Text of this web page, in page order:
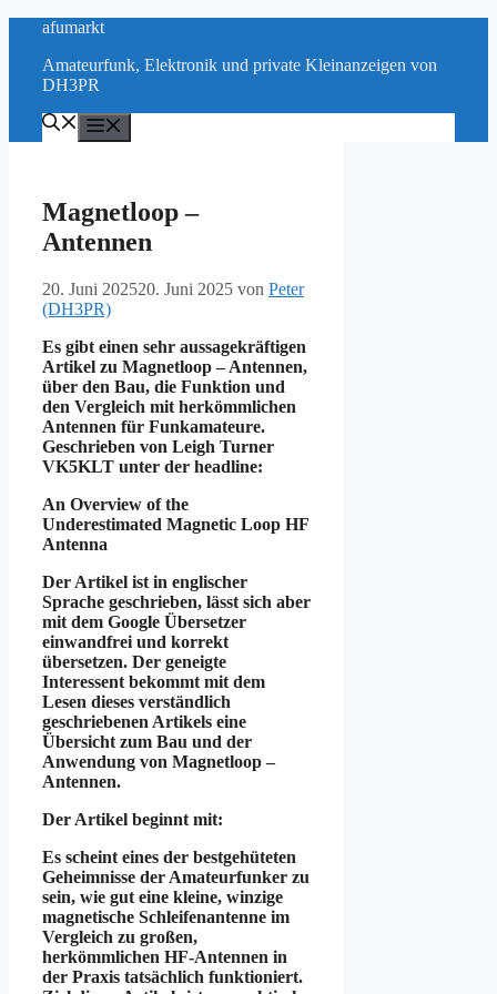
springen
afumarkt
Amateurfunk, Elektronik und private Kleinanzeigen von
DH3PR
Magnetloop –
Antennen
20. Juni 202520. Juni 2025 von Peter
(DH3PR)
Es gibt einen sehr aussagekräftigen
Artikel zu Magnetloop – Antennen,
über den Bau, die Funktion und
den Vergleich mit herkömmlichen
Antennen für Funkamateure.
Geschrieben von Leigh Turner
VK5KLT unter der headline:
An Overview of the
Underestimated Magnetic Loop HF
Antenna
Der Artikel ist in englischer
Sprache geschrieben, lässt sich aber
mit dem Google Übersetzer
einwandfrei und korrekt
übersetzen. Der geneigte
Interessent bekommt mit dem
Lesen dieses verständlich
geschriebenen Artikels eine
Übersicht zum Bau und der
Anwendung von Magnetloop –
Antennen.
Der Artikel beginnt mit:
Es scheint eines der bestgehüteten
Geheimnisse der Amateurfunker zu
sein, wie gut eine kleine, winzige
magnetische Schleifenantenne im
Vergleich zu großen,
herkömmlichen HF-Antennen in
der Praxis tatsächlich funktioniert.